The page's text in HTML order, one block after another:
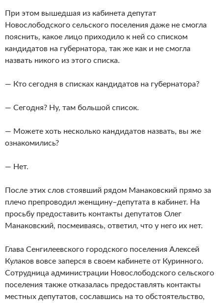
При этом вышедшая из кабинета депутат
Новослободского сельского поселения даже не смогла
пояснить, какое лицо приходило к ней со списком
кандидатов на губернатора, так же как и не смогла
назвать никого из этого списка.
— Кто сегодня в списках кандидатов на губернатора?
— Сегодня? Ну, там большой список.
— Можете хоть несколько кандидатов назвать, вы же
ознакомились?
— Нет.
После этих слов стоявший рядом Манаковский прямо за
плечо препроводил женщину–депутата в кабинет. На
просьбу предоставить контакты депутатов Олег
Манаковский, посмеиваясь, ответил, что у него их нет.
Глава Сенгилеевского городского поселения Алексей
Кулаков вовсе заперся в своем кабинете от Куринного.
Сотрудница администрации Новослободского сельского
поселения также отказалась предоставлять контакты
местных депутатов, сославшись на то обстоятельство,